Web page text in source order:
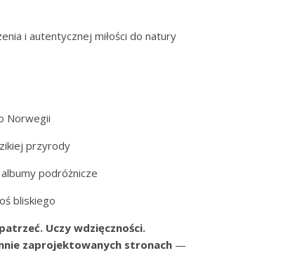
i autentycznej miłości do natury
Norwegii
przyrody
podróżnicze
bliskiego
Uczy wdzięczności.
zaprojektowanych stronach—